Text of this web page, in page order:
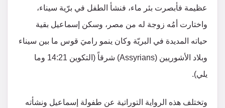
عظيمة فأبصرت بئر ماء، فنشأ الطفل في برّية سيناء،
واختارت أمُه زوجة له من مصر، وسكن إسماعيل بقية
حياته المديدة في البريّة وكان ينمو راميَ قوس ما بين سيناء
وبلاد الأشوريين (Assyrians) شرقاً (التكوين 14:21 وما
يلي).
وتختلف هذه الرواية التوراتية عن طفولة إسماعيل ونشأته